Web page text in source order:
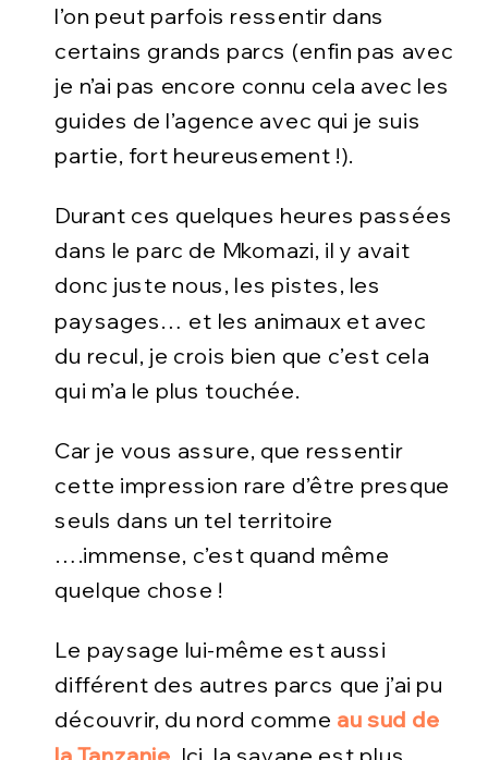
l’on peut parfois ressentir dans
certains grands parcs (enfin pas avec
je n’ai pas encore connu cela avec les
guides de l’agence avec qui je suis
partie, fort heureusement !).
Durant ces quelques heures passées
dans le parc de Mkomazi, il y avait
donc juste nous, les pistes, les
paysages… et les animaux et avec
du recul, je crois bien que c’est cela
qui m’a le plus touchée.
Car je vous assure, que ressentir
cette impression rare d’être presque
seuls dans un tel territoire
….immense, c’est quand même
quelque chose !
Le paysage lui-même est aussi
différent des autres parcs que j’ai pu
découvrir, du nord comme au sud de